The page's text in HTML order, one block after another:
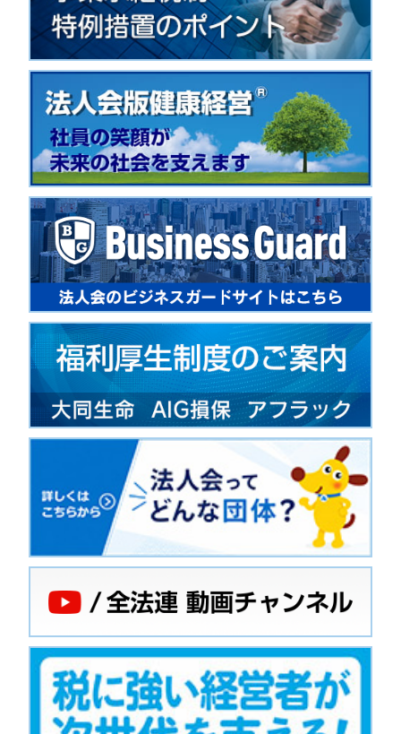
2024.09.10
【お知らせ】女性部会主体の社会貢献事業『お
（午前９時～１１時）２９番札所国分寺(南国市
2024.05.29
〇総会記念講演会のご案内
開催日時：６月２４日（月）午後4時から5時30
講 師 ：歴史作家・多摩大学客員教授 河合
テーマ ：「令和の新札～渋沢栄一、津田梅子
■申込用紙＿240624河合敦氏講演会